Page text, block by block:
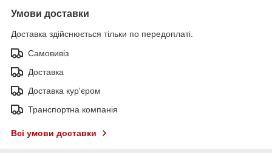
Умови доставки
Доставка здійснюється тільки по передоплаті.
Самовивіз
Доставка
Доставка кур'єром
Транспортна компанія
Всі умови доставки